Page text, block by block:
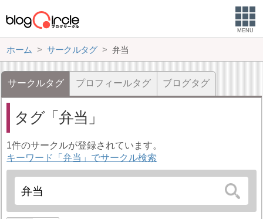
MENU
ホーム サークルタグ 弁当
サークルタグ プロフィールタグ ブログタグ
タグ 弁当
1件のサークルが登録されています。
キーワード「弁当」でサークル検索